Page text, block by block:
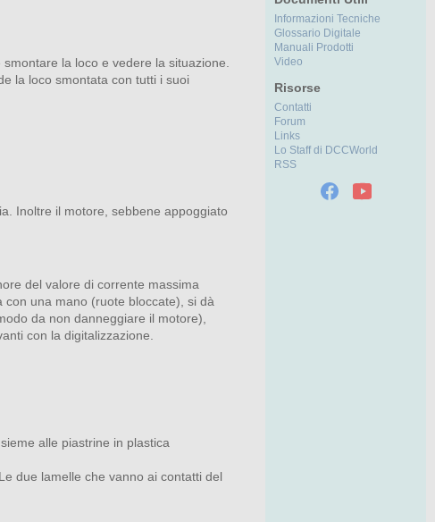
la loco e vedere la situazione.
la loco smontata con tutti i suoi
Inoltre il motore, sebbene appoggiato
del valore di corrente massima
una mano (ruote bloccate), si dà
da non danneggiare il motore),
con la digitalizzazione.
alle piastrine in plastica
due lamelle che vanno ai contatti del
Informazioni Tecniche
Glossario Digitale
Manuali Prodotti
Video
Risorse
Contatti
Forum
Links
Lo Staff di DCCWorld
RSS